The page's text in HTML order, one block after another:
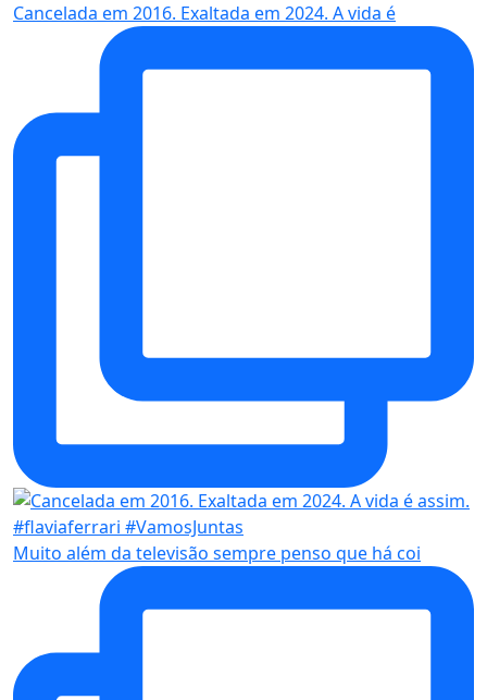
Cancelada em 2016. Exaltada em 2024. A vida é
Muito além da televisão sempre penso que há coi